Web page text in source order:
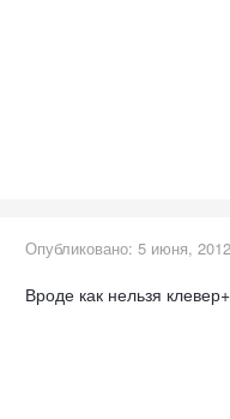
Опубликовано: 5 июня, 2012
Вроде как нельзя